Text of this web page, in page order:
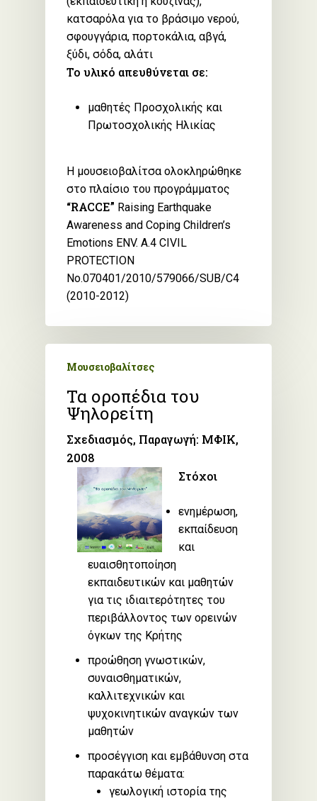
κατσαρόλα για το βράσιμο νερού,
σφουγγάρια, πορτοκάλια, αβγά,
ξύδι, σόδα, αλάτι
Το υλικό απευθύνεται σε:
μαθητές Προσχολικής και
Πρωτοσχολικής Ηλικίας
Η μουσειοβαλίτσα ολοκληρώθηκε
στο πλαίσιο του προγράμματος
“RACCE” Raising Earthquake
Awareness and Coping Children’s
Emotions ΕΝV. A.4 CIVIL
PROTECTION
No.070401/2010/579066/SUB/C4
(2010-2012)
Μουσειοβαλίτσες
Τα οροπέδια του
Ψηλορείτη
Σχεδιασμός, Παραγωγή: ΜΦΙΚ,
2008
Στόχοι
ενημέρωση,
εκπαίδευση
και
ευαισθητοποίηση
εκπαιδευτικών και μαθητών
για τις ιδιαιτερότητες του
περιβάλλοντος των ορεινών
όγκων της Κρήτης
προώθηση γνωστικών,
συναισθηματικών,
καλλιτεχνικών και
ψυχοκινητικών αναγκών των
μαθητών
προσέγγιση και εμβάθυνση στα
παρακάτω θέματα:
γεωλογική ιστορία της